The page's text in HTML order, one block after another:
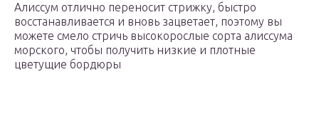
Алиссум отлично переносит стрижку, быстро
восстанавливается и вновь зацветает, поэтому вы
можете смело стричь высокорослые сорта алиссума
морского, чтобы получить низкие и плотные
цветущие бордюры